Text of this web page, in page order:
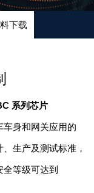
下载
系列芯片
身和网关应用的
生产及测试标准，
等级可达到